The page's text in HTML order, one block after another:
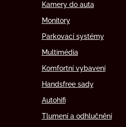
Kamery do auta
Monitory
Parkovací systémy
Multimédia
Komfortní vybavení
Handsfree sady
Autohifi
Tlumení a odhlučnění